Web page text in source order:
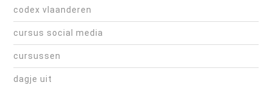
codex vlaanderen
cursus social media
cursussen
dagje uit